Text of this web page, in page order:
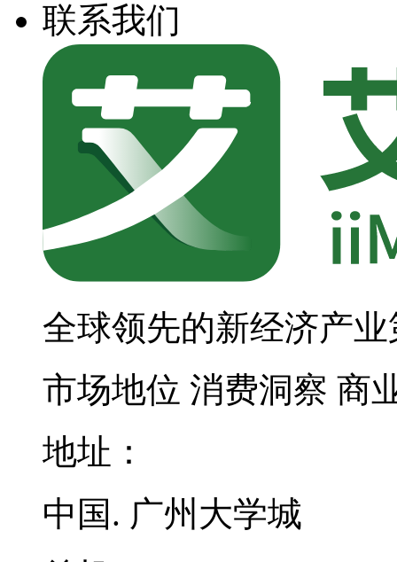
联系我们
全球领先的新经济产
市场地位 消费洞察 商
地址：
中国. 广州大学城